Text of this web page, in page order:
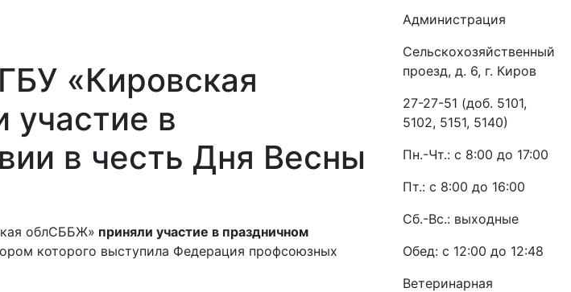
«Кировская
в
в честь Дня Весны
облСББЖ» приняли участие в праздничном
которого выступила Федерация профсоюзных
Администрация
Сельскохозяйственный
проезд, д. 6, г. Киров
27-27-51 (доб. 5101,
5102, 5151, 5140)
Пн.-Чт.: с 8:00 до 17:00
Пт.: с 8:00 до 16:00
Сб.-Вс.: выходные
Обед: с 12:00 до 12:48
Ветеринарная